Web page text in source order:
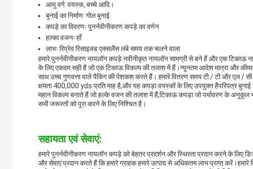
आयु वर्ग: वयस्क, बच्चे आदि।
बुनाई का निर्माण: गोल बुनाई
कपड़े का विवरणः पुनर्नवीनीकरण कपड़े का वर्णन
हल्का वजनः हाँ
लाभः रिप्रेव रिसाइक्ड एक्सलैंस लंबे समय तक चलने वाला
हमारे पुनर्नवीनीकरण नायलॉन कपड़े नवीनीकृत नायलॉन सामग्री से बने हैं और एक
के लिए एकदम सही है जो एक टिकाऊ विकल्प की तलाश में हैं।न्यूनतम आदेश मात्रा और
साथ उच्च गुणवत्ता वाले पैकिंग की पेशकश करते हैं। हमारे वितरण समय टी / टी और एल / सी
क्षमता 400,000 yds प्रति माह है,और यह कपड़ा वयस्कों के लिए उपयुक्त हैपरिपत्र
महान विकल्प बनाते हैं जो हल्के वजन की तलाश में हैं,टिकाऊ कपड़ा जो पर्यावरण के
सभी जरूरतों को पूरा करने के लिए निश्चित है।
सहायता एवं सेवाएं:
हमारे पुनर्नवीनीकरण नायलॉन कपड़े को बेहतर प्रदर्शन और स्थिरता प्रदान करने के लिए
और सेवाएं प्रदान करते हैं कि हमारे ग्राहक हमारे उत्पाद से अधिकतम लाभ प्राप्त करें।हमारे